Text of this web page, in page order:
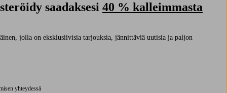
saadaksesi 40 % kalleimmasta
jolla on eksklusiivisia tarjouksia, jännittäviä uutisia ja paljon
yhteydessä